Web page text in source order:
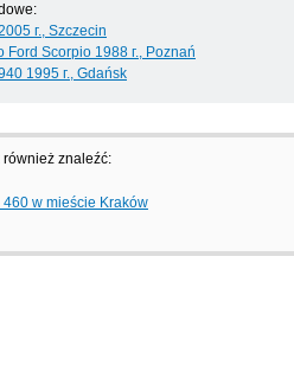
г., Szczecin
Scorpio 1988 г., Poznań
1995 г., Gdańsk
również znaleźć:
w mieście Kraków